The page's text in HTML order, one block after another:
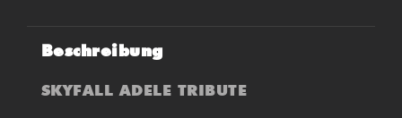
Beschreibung
SKYFALL ADELE TRIBUTE